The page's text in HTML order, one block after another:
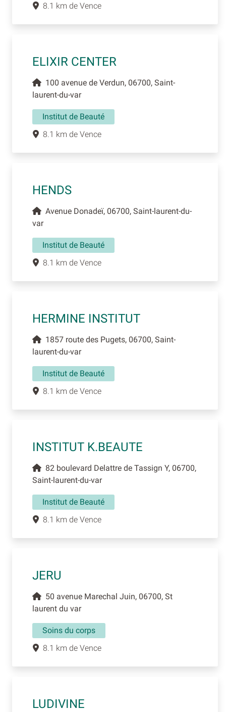
8.1 km de Vence
ELIXIR CENTER
100 avenue de Verdun, 06700, Saint-
laurent-du-var
Institut de Beauté
8.1 km de Vence
HENDS
Avenue Donadeï, 06700, Saint-laurent-du-
var
Institut de Beauté
8.1 km de Vence
HERMINE INSTITUT
1857 route des Pugets, 06700, Saint-
laurent-du-var
Institut de Beauté
8.1 km de Vence
INSTITUT K.BEAUTE
82 boulevard Delattre de Tassign Y, 06700,
Saint-laurent-du-var
Institut de Beauté
8.1 km de Vence
JERU
50 avenue Marechal Juin, 06700, St
laurent du var
Soins du corps
8.1 km de Vence
LUDIVINE